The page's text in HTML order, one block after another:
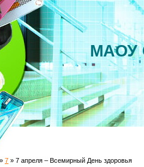
МАОУ
» 7 » 7 апреля – Всемирный День здоровья